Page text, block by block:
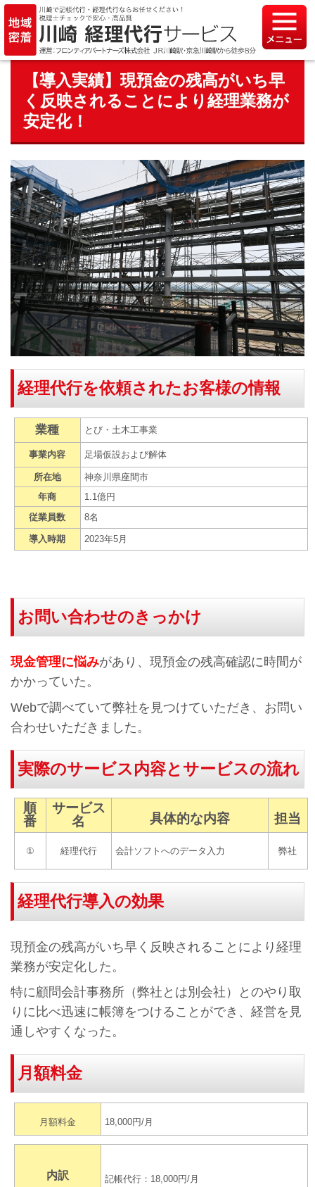
【導入実績】現預金の残高がいち早
く反映されることにより経理業務が
安定化！
経理代行を依頼されたお客様の情報
業種 とび・土木工事業
事業内容 足場仮設および解体
所在地
神奈川県座間市
年商
1.1億円
従業員数
8名
導入時期 2023年5月
お問い合わせのきっかけ
現金管理に悩みがあり、現預金の残高確認に時間が
かかっていた。
Webで調べていて弊社を見つけていただき、お問い
合わせいただきました。
実際のサービス内容とサービスの流れ
順
番
サービス
名
具体的な内容 担当
① 経理代行 会計ソフトへのデータ入力 弊社
経理代行導入の効果
現預金の残高がいち早く反映されることにより経理
業務が安定化した。
特に顧問会計事務所（弊社とは別会社）とのやり取
りに比べ迅速に帳簿をつけることができ、経営を見
通しやすくなった。
月額料金
月額料金 18,000円/月
内訳 記帳代行：18,000円/月